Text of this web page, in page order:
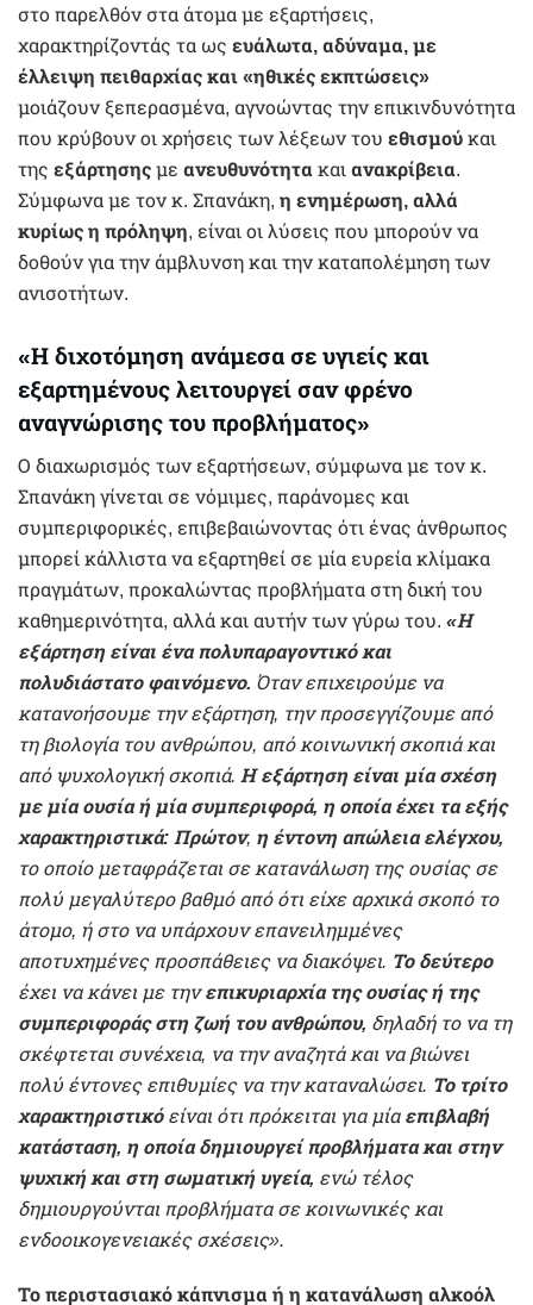
στο παρελθόν στα άτομα με εξαρτήσεις,
χαρακτηρίζοντάς τα ως ευάλωτα, αδύναμα, με
έλλειψη πειθαρχίας και «ηθικές εκπτώσεις»
μοιάζουν ξεπερασμένα, αγνοώντας την επικινδυνότητα
που κρύβουν οι χρήσεις των λέξεων του εθισμού και
της εξάρτησης με ανευθυνότητα και ανακρίβεια.
Σύμφωνα με τον κ. Σπανάκη, η ενημέρωση, αλλά
κυρίως η πρόληψη, είναι οι λύσεις που μπορούν να
δοθούν για την άμβλυνση και την καταπολέμηση των
ανισοτήτων.
«Η διχοτόμηση ανάμεσα σε υγιείς και
εξαρτημένους λειτουργεί σαν φρένο
αναγνώρισης του προβλήματος»
Ο διαχωρισμός των εξαρτήσεων, σύμφωνα με τον κ.
Σπανάκη γίνεται σε νόμιμες, παράνομες και
συμπεριφορικές, επιβεβαιώνοντας ότι ένας άνθρωπος
μπορεί κάλλιστα να εξαρτηθεί σε μία ευρεία κλίμακα
πραγμάτων, προκαλώντας προβλήματα στη δική του
καθημερινότητα, αλλά και αυτήν των γύρω του. «Η
εξάρτηση είναι ένα πολυπαραγοντικό και
πολυδιάστατο φαινόμενο. Όταν επιχειρούμε να
κατανοήσουμε την εξάρτηση, την προσεγγίζουμε από
τη βιολογία του ανθρώπου, από κοινωνική σκοπιά και
από ψυχολογική σκοπιά. Η εξάρτηση είναι μία σχέση
με μία ουσία ή μία συμπεριφορά, η οποία έχει τα εξής
χαρακτηριστικά: Πρώτον, η έντονη απώλεια ελέγχου,
το οποίο μεταφράζεται σε κατανάλωση της ουσίας σε
πολύ μεγαλύτερο βαθμό από ότι είχε αρχικά σκοπό το
άτομο, ή στο να υπάρχουν επανειλημμένες
αποτυχημένες προσπάθειες να διακόψει. Το δεύτερο
έχει να κάνει με τηνεπικυριαρχία της ουσίας ή της
συμπεριφοράς στη ζωή του ανθρώπου, δηλαδή το να τη
σκέφτεται συνέχεια, να την αναζητά και να βιώνει
πολύ έντονες επιθυμίες να την καταναλώσει. Το τρίτο
χαρακτηριστικό είναι ότι πρόκειται για μία επιβλαβή
κατάσταση, η οποία δημιουργεί προβλήματα και στην
ψυχική και στη σωματική υγεία, ενώ τέλος
δημιουργούνται προβλήματα σε κοινωνικές και
ενδοοικογενειακές σχέσεις».
Το περιστασιακό κάπνισμα ή η κατανάλωση αλκοόλ